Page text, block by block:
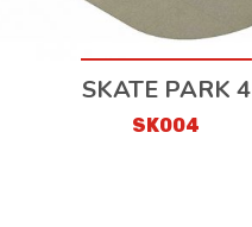
SKATE PARK 4
SK004